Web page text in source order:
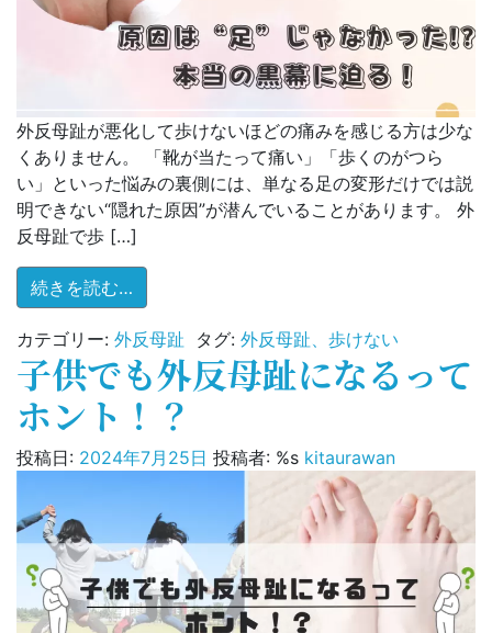
外反母趾が悪化して歩けないほどの痛みを感じる方は少な
くありません。 「靴が当たって痛い」「歩くのがつら
い」といった悩みの裏側には、単なる足の変形だけでは説
明できない“隠れた原因”が潜んでいることがあります。 外
反母趾で歩 […]
続きを読む…
カテゴリー: 外反母趾 タグ: 外反母趾、歩けない
子供でも外反母趾になるって
ホント！？
投稿日: 2024年7月25日 投稿者: %s kitaurawan